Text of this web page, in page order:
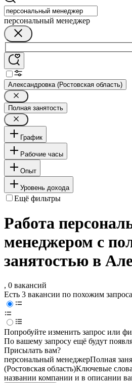
персональный менеджер
Александровка (Ростовская область)
Полная занятость
График
Рабочие часы
Опыт
Уровень дохода
Ещё фильтры
Работа
менеджером с
занятостью в
, 0 вакансий
Есть 3 вакансии по похожим
Попробуйте изменить запрос или
По вашему запросу ещё будут
Присылать вам?
персональный менеджерПолная
(Ростовская область)Ключевые
названии компании и в описании